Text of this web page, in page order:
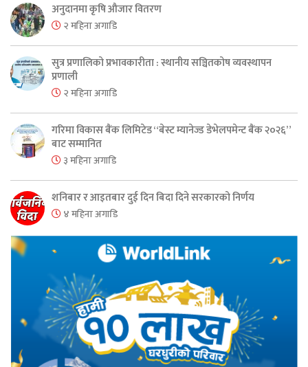
अनुदानमा कृषि औजार वितरण
२ महिना अगाडि
सुत्र प्रणालिको प्रभावकारीता : स्थानीय सञ्चितकोष व्यवस्थापन
प्रणाली
२ महिना अगाडि
गरिमा विकास बैंक लिमिटेड “बेस्ट म्यानेज्ड डेभेलपमेन्ट बैंक २०२६”
बाट सम्मानित
३ महिना अगाडि
शनिबार र आइतबार दुई दिन बिदा दिने सरकारको निर्णय
४ महिना अगाडि